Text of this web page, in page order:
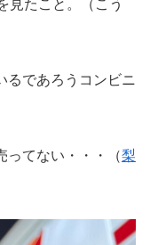
見たこと。（こう
るであろうコンビニ
ってない・・・（梨